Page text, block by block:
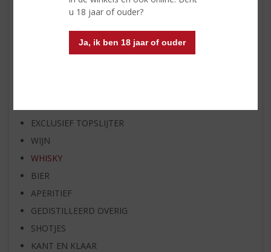
u 18 jaar of ouder?
Ja, ik ben 18 jaar of ouder
AANBIEDINGEN
WHISKY VAN DE MAAND
EXCLUSIEF TOPSLIJTER
WIJN
WHISKY
BIER
APERITIEF
GEDISTILLEERD OVERIG
SHOTJES
KANT EN KLAAR